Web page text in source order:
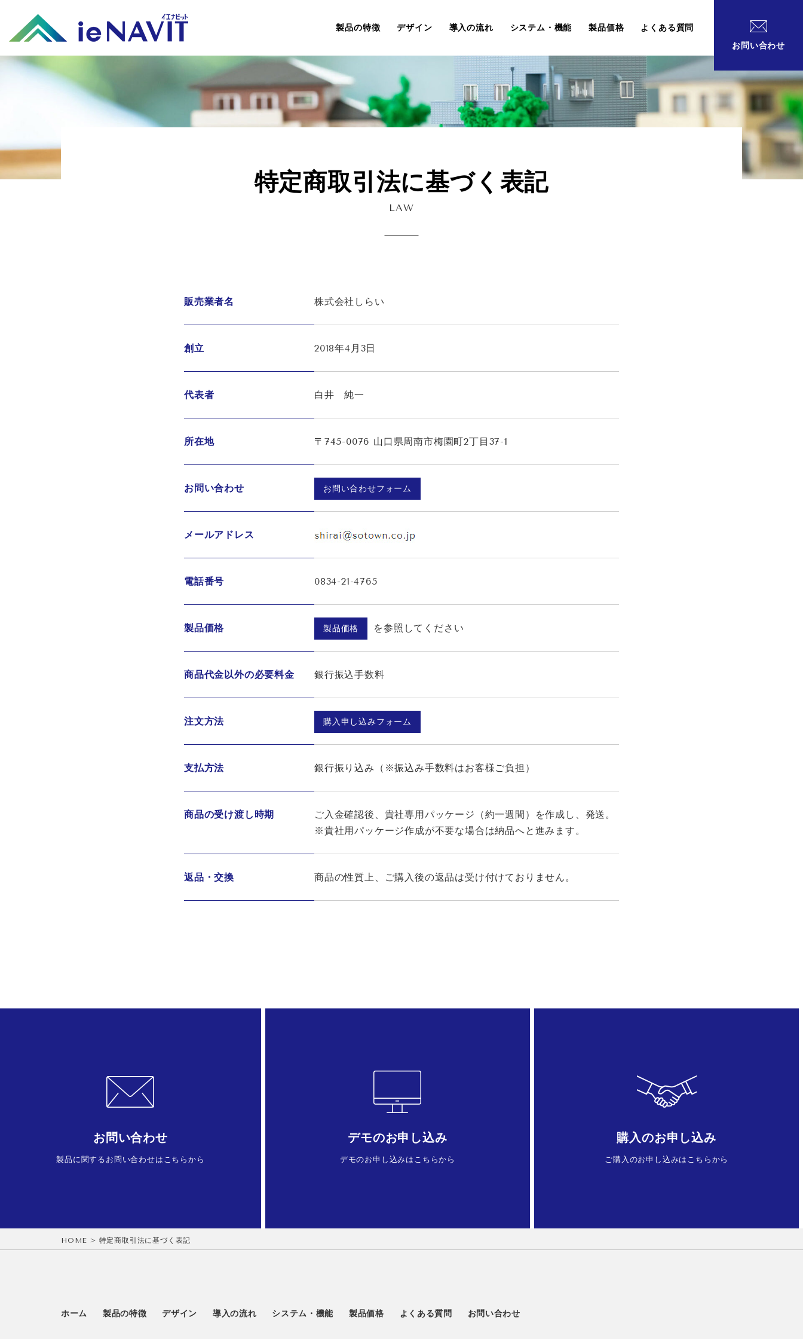
テ
ン
プ
製品の特徴 デザイン 導入の流れ システム・機能 製品価格
よくある質問
お問い合わせ
特定商取引法に基づく表記
LAW
販売業者名 株式会社しらい
創立 2018年4月3日
代表者 白井 純一
所在地 〒745-0076 山口県周南市梅園町2丁目37-1
お問い合わせ お問い合わせフォーム
メールアドレス
電話番号 0834-21-4765
製品価格 製品価格 を参照してください
商品代金以外の必要料金 銀行振込手数料
注文方法 購入申し込みフォーム
支払方法 銀行振り込み（※振込み手数料はお客様ご負担）
商品の受け渡し時期
ご入金確認後、貴社専用パッケージ（約一週間）を作成し、発送。
※貴社用パッケージ作成が不要な場合は納品へと進みます。
返品・交換 商品の性質上、ご購入後の返品は受け付けておりません。
お問い合わせ
製品に関するお問い合わせはこちらから
デモのお申し込み
デモのお申し込みはこちらから
購入のお申し込み
ご購入のお申し込みはこちらから
HOME > 特定商取引法に基づく表記
ホーム 製品の特徴 デザイン 導入の流れ システム・機能 製品価格 よくある質問 お問い合わせ